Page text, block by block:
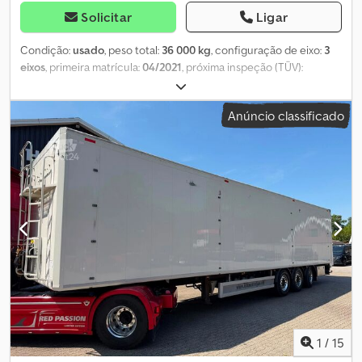
Solicitar Ligar
Condição:usado, peso total: 36 000 kg, configuração de eixo: 3
eixos, primeira matrícula:04/2021, próxima inspeção (TÜV):
, comprimento do espaço de carga:
do espaço de carga:2 475 mm, altura do espaço de carga:2 650
mm, volume do espaço de carga: , Ano de fabrico:2021,
Anúncio classificado
1 / 15